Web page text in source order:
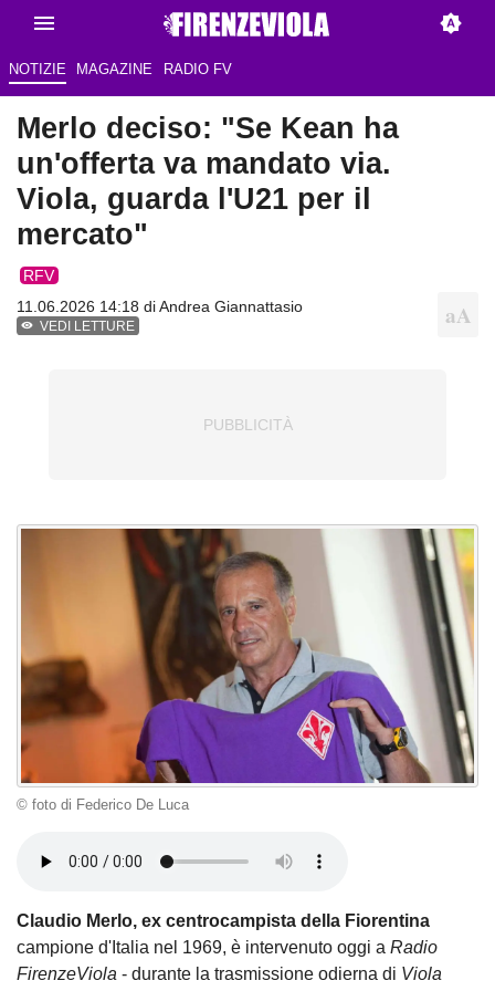
NOTIZIE MAGAZINE RADIO FV
Merlo deciso: "Se Kean ha
un'offerta va mandato via.
Viola, guarda l'U21 per il
mercato"
RFV
11.06.2026 14:18 diAndrea Giannattasio
VEDI LETTURE
© foto di Federico De Luca
Claudio Merlo, ex centrocampista della Fiorentina
campione d'Italia nel 1969, è intervenuto oggi a Radio
FirenzeViola - durante la trasmissione odierna di Viola